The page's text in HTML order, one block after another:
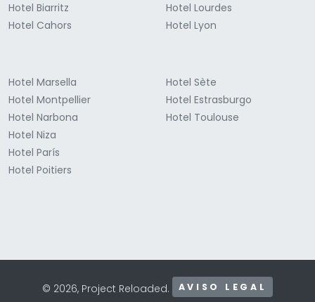
Hotel Biarritz
Hotel Cahors
Hotel Lourdes
Hotel Lyon
Hotel Marsella
Hotel Montpellier
Hotel Narbona
Hotel Niza
Hotel París
Hotel Poitiers
Hotel Sète
Hotel Estrasburgo
Hotel Toulouse
© 2026, Project Reloaded. AVISO LEGAL